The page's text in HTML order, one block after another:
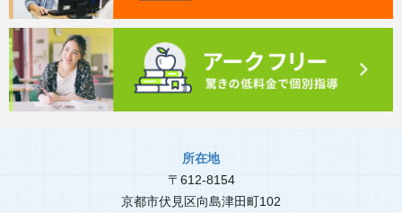
所在地
〒612-8154
京都市伏見区向島津田町102